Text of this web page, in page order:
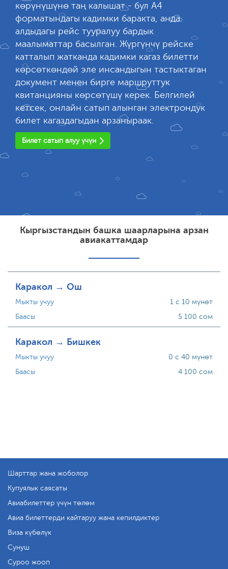
көрүнүшүнө таң калышат - бул А4
форматындагы кадимки баракта, анда
алдыдагы рейс тууралуу бардык
маалыматтар басылган. Жүргүнчү рейске
катталып жатканда кадимки кагаз билетти
көрсөткөндөй эле инсандыгын тастыктаган
документ менен бирге маршруттук
квитанцияны көрсөтүшү керек. Белгилей
кетсек, онлайн сатып алынган электрондук
билет кагаздагыдан арзаныраак.
Билет сатып алуу үчүн
Кыргызстандын башка шаарларына арзан
авиакаттамдар
Каракол → Ош
Мыкты учуу
Баасы
1 с 10 мүнөт
5 100 сом
Каракол → Бишкек
Мыкты учуу
Баасы
0 с 40 мүнөт
4 100 сом
Шарттар жана жоболор
Купуялык саясаты
Авиабилеттер үчүн төлөм
Авиа билеттерди кайтаруу жана кепилдиктер
Виза күбөлүк
Сунуш
Суроо жооп